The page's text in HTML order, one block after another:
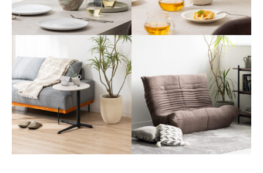
撮影スタイリング #27
#フラワーベース
撮影スタイリング #26
#フラワーベース